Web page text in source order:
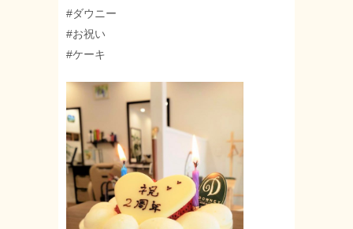
#ダウニー
#お祝い
#ケーキ